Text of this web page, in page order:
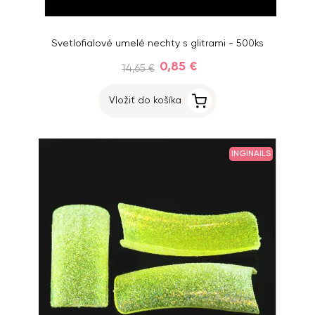
Svetlofialové umelé nechty s glitrami - 500ks
14,65 € 0,85 €
Vložiť do košíka
INGINAILS